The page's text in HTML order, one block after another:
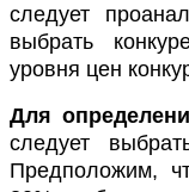
следует
выбрать
уровня цен
Для
следует
Предположим,